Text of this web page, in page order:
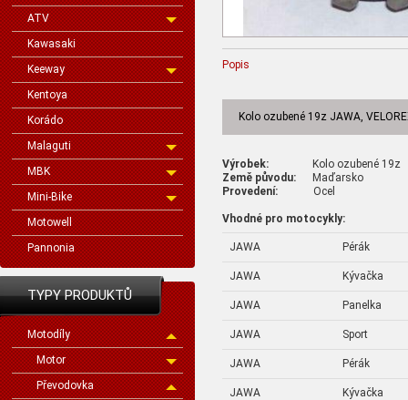
ATV
Kawasaki
Keeway
Kentoya
Korádo
Malaguti
MBK
Mini-Bike
Motowell
Pannonia
TYPY PRODUKTŮ
Motodíly
Motor
Převodovka
Popis
Kolo ozubené 19z JAWA,
Výrobek: Kolo ozubené 19z
Země původu: Maďarsko
Provedení: Ocel
Vhodné pro motocykly:
JAWA Pérák
JAWA Kývačka
JAWA Panelka
JAWA Sport
JAWA Pérák
JAWA Kývačka